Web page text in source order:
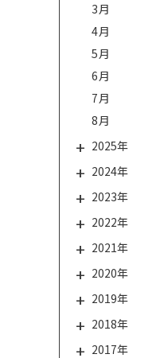
3月
4月
5月
6月
7月
8月
2025年
2024年
2023年
2022年
2021年
2020年
2019年
2018年
2017年